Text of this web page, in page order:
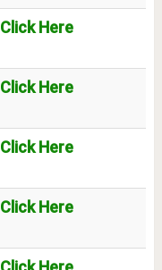
Click Here
Click Here
Click Here
Click Here